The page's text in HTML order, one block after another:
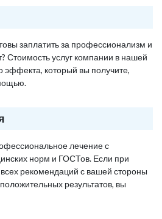
заплатить за профессионализм и
Стоимость услуг компании в нашей
эффекта, который вы получите,
лечение с
норм и ГОСТов. Если при
рекомендаций с вашей стороны
результатов, вы